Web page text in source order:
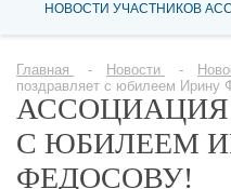
НОВОСТИ УЧАСТНИКОВ
Главная Новости
поздравляет с юбилеем Ирину
АССОЦИАЦИЯ
С ЮБИЛЕЕМ
ФЕДОСОВУ!